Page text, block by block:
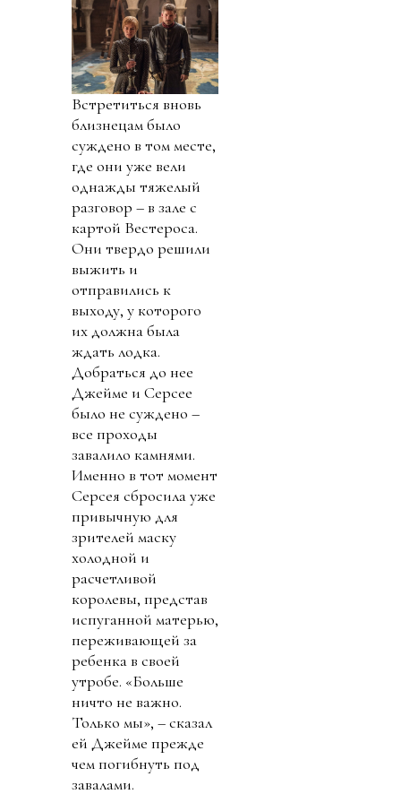
Встретиться вновь
близнецам было
суждено в том месте,
где они уже вели
однажды тяжелый
разговор – в зале с
картой Вестероса.
Они твердо решили
выжить и
отправились к
выходу, у которого
их должна была
ждать лодка.
Добраться до нее
Джейме и Серсее
было не суждено –
все проходы
завалило камнями.
Именно в тот момент
Серсея сбросила уже
привычную для
зрителей маску
холодной и
расчетливой
королевы, представ
испуганной матерью,
переживающей за
ребенка в своей
утробе. «Больше
ничто не важно.
Только мы», – сказал
ей Джейме прежде
чем погибнуть под
завалами.